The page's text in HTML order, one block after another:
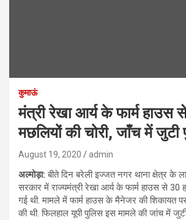
कुमाऊं
मंत्री रेखा आर्य के फार्म हाउस
मछलियों की चोरी, जाँच में जुटी
August 19, 2020 admin
अल्मोड़ा:बीते दिन बरेली इज्जत नगर थाना क्षेत्र के
सरकार में राज्यमंत्री रेखा आर्य के फार्म हाउस से 30
गई थी. मामले में फार्म हाउस के मैनेजर की शिकायत पर
की थी. फिलहाल यूपी पुलिस इस मामले की जांच में जुटी